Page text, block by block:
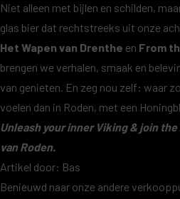
Niet alleen met bijlen en schilden,
glas bier dat rechtstreeks uit onze
Het Wapen van Drenthe en From
brengen we verhalen, smaak en
van genieten. En zeg nou zelf: waar
voelen dan in Roden, met een
Unleash your inner Viking & join
van Roden.
Artikel door: Bas
Benieuwd naar onze andere